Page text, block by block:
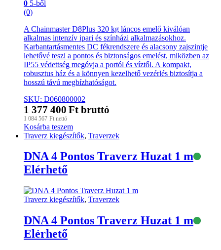
0 5-ből
(0)
A Chainmaster D8Plus 320 kg láncos emelő kiválóan
alkalmas intenzív ipari és színházi alkalmazásokhoz.
Karbantartásmentes DC fékrendszere és alacsony zajszintje
lehetővé teszi a pontos és biztonságos emelést, miközben az
IP55 védettség megóvja a portól és víztől. A kompakt,
robusztus ház és a könnyen kezelhető vezérlés biztosítja a
hosszú távú megbízhatóságot.
SKU: D060800002
1 377 400 Ft bruttó
1 084 567 Ft nettó
Kosárba teszem
Traverz kiegészítők, Traverzek
DNA 4 Pontos Traverz Huzat 1 m
Elérhető
Traverz kiegészítők, Traverzek
DNA 4 Pontos Traverz Huzat 1 m
Elérhető